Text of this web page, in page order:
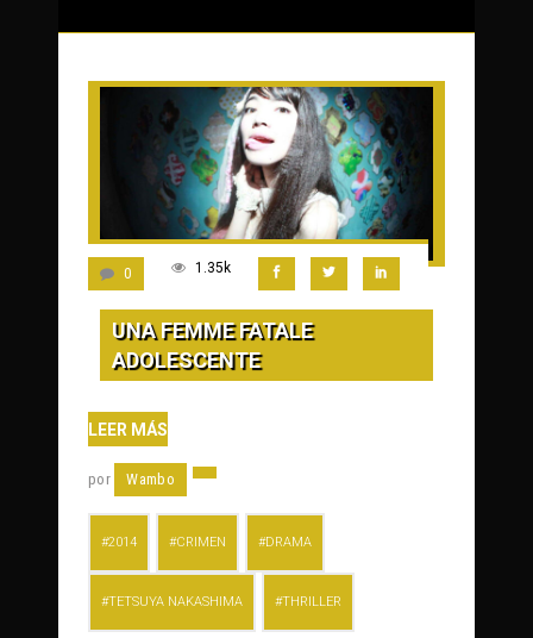
0 1.35k
UNA FEMME FATALE
ADOLESCENTE
LEER MÁS
por Wambo
2014 CRIMEN DRAMA
TETSUYA NAKASHIMA THRILLER